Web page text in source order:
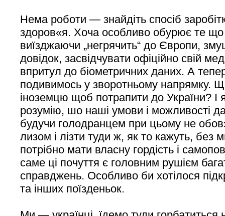
Нема роботи — знайдіть спосіб
здоров«я. Хоча особливо обурює те що
виїзджаючи „негрячить“ до Європи,
довідок, засвідчувати офіційно свій
впритул до біометричних даних. А
подивимось у зворотньому напрямку.
іноземцю щоб потрапити до України? І
розумію, шо наші умови і можливості
будучи голодранцем при цьому не
лизом і лізти туди ж, як то кажуть, без
потрібно мати власну гордість і
саме ці почуття є головним рушієм
справджень. Особливо би хотілося
та інших поїзденьок.